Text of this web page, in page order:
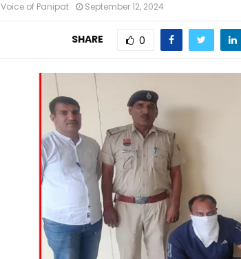
Voice of Panipat September 12, 2024
SHARE 0